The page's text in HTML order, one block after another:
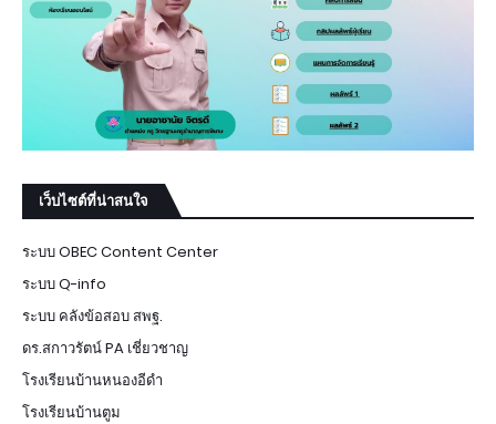
เว็บไซต์ที่น่าสนใจ
ระบบ OBEC Content Center
ระบบ Q-info
ระบบ คลังข้อสอบ สพฐ.
ดร.สกาวรัตน์ PA เชี่ยวชาญ
โรงเรียนบ้านหนองอีดำ
โรงเรียนบ้านตูม